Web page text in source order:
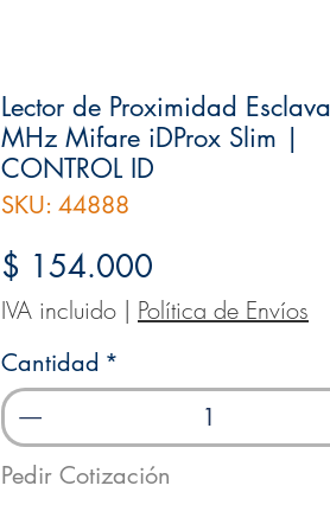
Lector de Proximidad
MHz Mifare iDProx Slim |
CONTROL ID
SKU: 44888
$ 154.000
IVA incluido | Política de Envíos
Cantidad *
Pedir Cotización